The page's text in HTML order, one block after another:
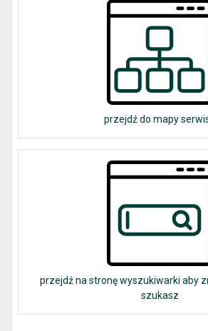
przejdź do mapy
przejdź na stronę wyszukiwarki aby
szukasz